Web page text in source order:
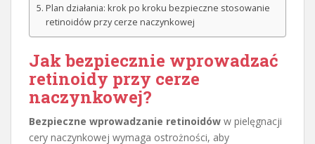
Plan działania: krok po kroku bezpieczne stosowanie
retinoidów przy cerze naczynkowej
Jak bezpiecznie wprowadzać
retinoidy przy cerze
naczynkowej?
Bezpieczne wprowadzanie retinoidów w pielęgnacji
cery naczynkowej wymaga ostrożności, aby